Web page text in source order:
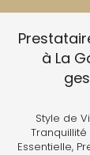
à La
Style de
Essentielle,